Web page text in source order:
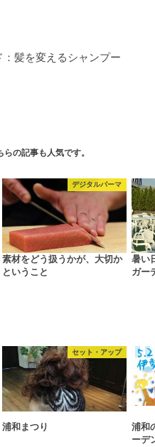
髪を変えるシャンプー
らの記事も人気です。
デジタルパーマ
素材をどう扱うかが、大切か
ということ
暑い
ガー
セット・アップ
浦和まつり
浦和
ーデ